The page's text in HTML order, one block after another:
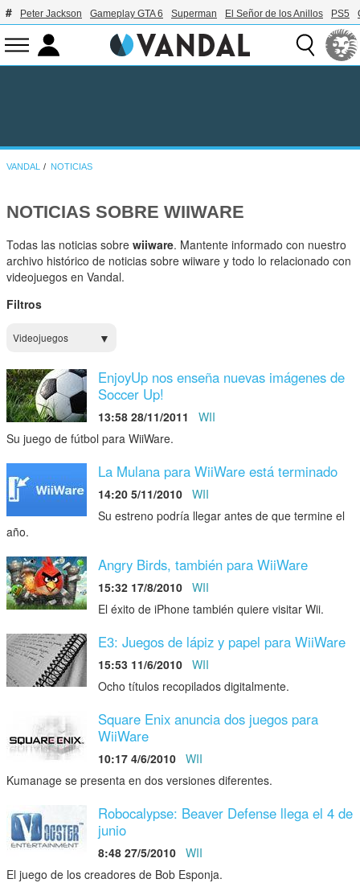
Peter Jackson Gameplay GTA 6 Superman El Señor de los Anillos PS5
VANDAL NOTICIAS
NOTICIAS SOBRE WIIWARE
Todas las noticias sobrewiiware. Mantente informado con nuestro
archivo histórico de noticias sobre wiiware y todo lo relacionado con
videojuegos en Vandal.
Filtros
Videojuegos
EnjoyUp nos enseña nuevas imágenes de
Soccer Up!
13:58 28/11/2011
WII
Su juego de fútbol para WiiWare.
La Mulana para WiiWare está terminado
14:20 5/11/2010
WII
Su estreno podría llegar antes de que termine el
año.
Angry Birds, también para WiiWare
15:32 17/8/2010
WII
El éxito de iPhone también quiere visitar Wii.
E3: Juegos de lápiz y papel para WiiWare
15:53 11/6/2010
WII
Ocho títulos recopilados digitalmente.
Square Enix anuncia dos juegos para
WiiWare
10:17 4/6/2010
WII
Kumanage se presenta en dos versiones diferentes.
Robocalypse: Beaver Defense llega el 4 de
junio
8:48 27/5/2010
WII
El juego de los creadores de Bob Esponja.